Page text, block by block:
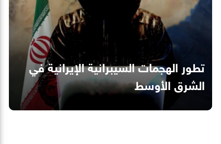
تطور الهجمات السيبرانية الإيرانية في
الشرق الأوسط